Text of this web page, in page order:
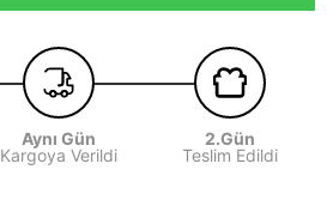
Aynı Gün
Kargoya Verildi
2.Gün
Teslim Edildi